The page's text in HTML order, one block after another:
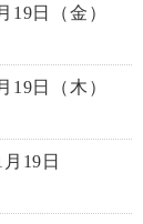
日（金）
日（木）
19日